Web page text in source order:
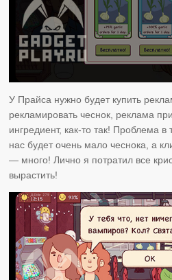
У Прайса нужно будет купить
рекламировать чеснок, реклама
ингредиент, как-то так! Проблема
нас будет очень мало чеснока, а
— много! Лично я потратил все
вырастить!